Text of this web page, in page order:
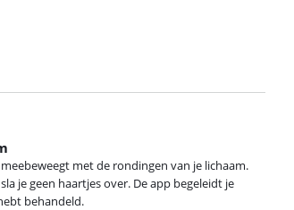
met de rondingen van je lichaam.
je geen haartjes over. De app begeleidt je
behandeld.